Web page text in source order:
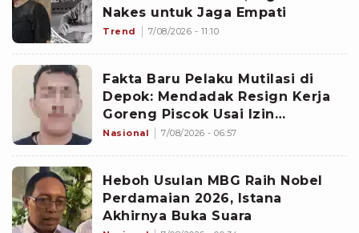
Nakes untuk Jaga Empati
Trend 7/08/2026 - 11:10
Fakta Baru Pelaku Mutilasi di
Depok: Mendadak Resign Kerja
Goreng Piscok Usai Izin
Interview di Mal
Nasional 7/08/2026 - 06:57
Heboh Usulan MBG Raih Nobel
Perdamaian 2026, Istana
Akhirnya Buka Suara